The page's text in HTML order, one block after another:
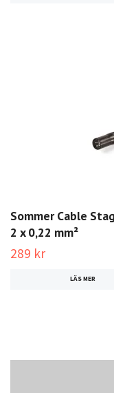
Sommer Cable
2 x 0,22 mm²
289 kr
LÄS MER